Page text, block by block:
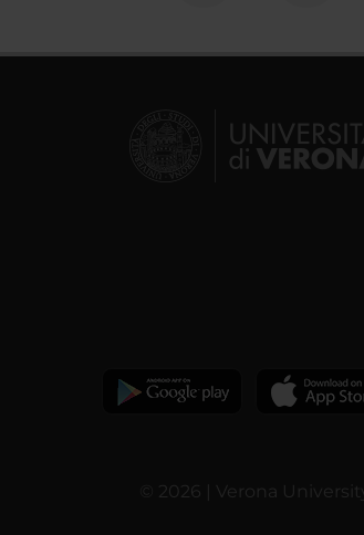
© 2026 | Verona University